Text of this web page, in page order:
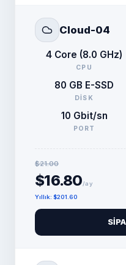
Cloud-04
4 Core (8.0 GHz)
CPU
80 GB E-SSD
DISK
10 Gbit/sn
PORT
$21.00
$16.80/ay
Yıllık: $201.60